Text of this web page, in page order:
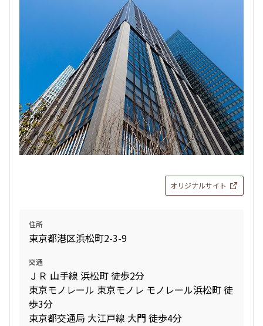
6階６１４
253,000円15,000円
1.0ヶ月 無
1LDK+SIC40.78㎡
三井の賃貸 ペット可 タワー
1.0ヶ月 無
三井の賃貸 ペット可 タワー
オリジナルサイト
住所
東京都港区浜松町2-3-9
交通
ＪＲ 山手線 浜松町 徒歩2分
東京モノレール 東京モノレ モノレール浜松町 徒
歩3分
東京都交通局 大江戸線 大門 徒歩4分